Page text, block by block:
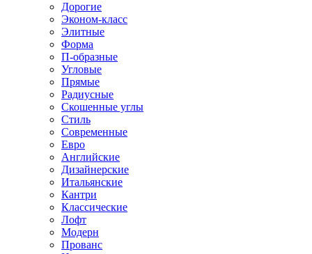
Дорогие
Эконом-класс
Элитные
Форма
П-образные
Угловые
Прямые
Радиусные
Скошенные углы
Стиль
Современные
Евро
Английские
Дизайнерские
Итальянские
Кантри
Классические
Лофт
Модерн
Прованс